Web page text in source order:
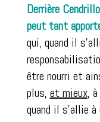
Derrière
peut tant
qui, quand il
être nourri et
plus, et mieux,
quand il s’allie